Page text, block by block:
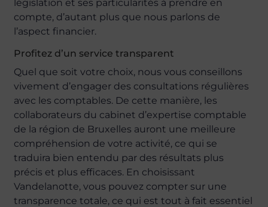
législation et ses particularités à prendre en
compte, d’autant plus que nous parlons de
l’aspect financier.
Profitez d’un service transparent
Quel que soit votre choix, nous vous conseillons
vivement d’engager des consultations régulières
avec les comptables. De cette manière, les
collaborateurs du cabinet d’expertise comptable
de la région de Bruxelles auront une meilleure
compréhension de votre activité, ce qui se
traduira bien entendu par des résultats plus
précis et plus efficaces. En choisissant
Vandelanotte, vous pouvez compter sur une
transparence totale, ce qui est tout à fait essentiel